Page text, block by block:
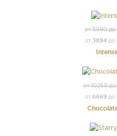
от 5990 до
от 3894 до
от 10260
от 6669 до